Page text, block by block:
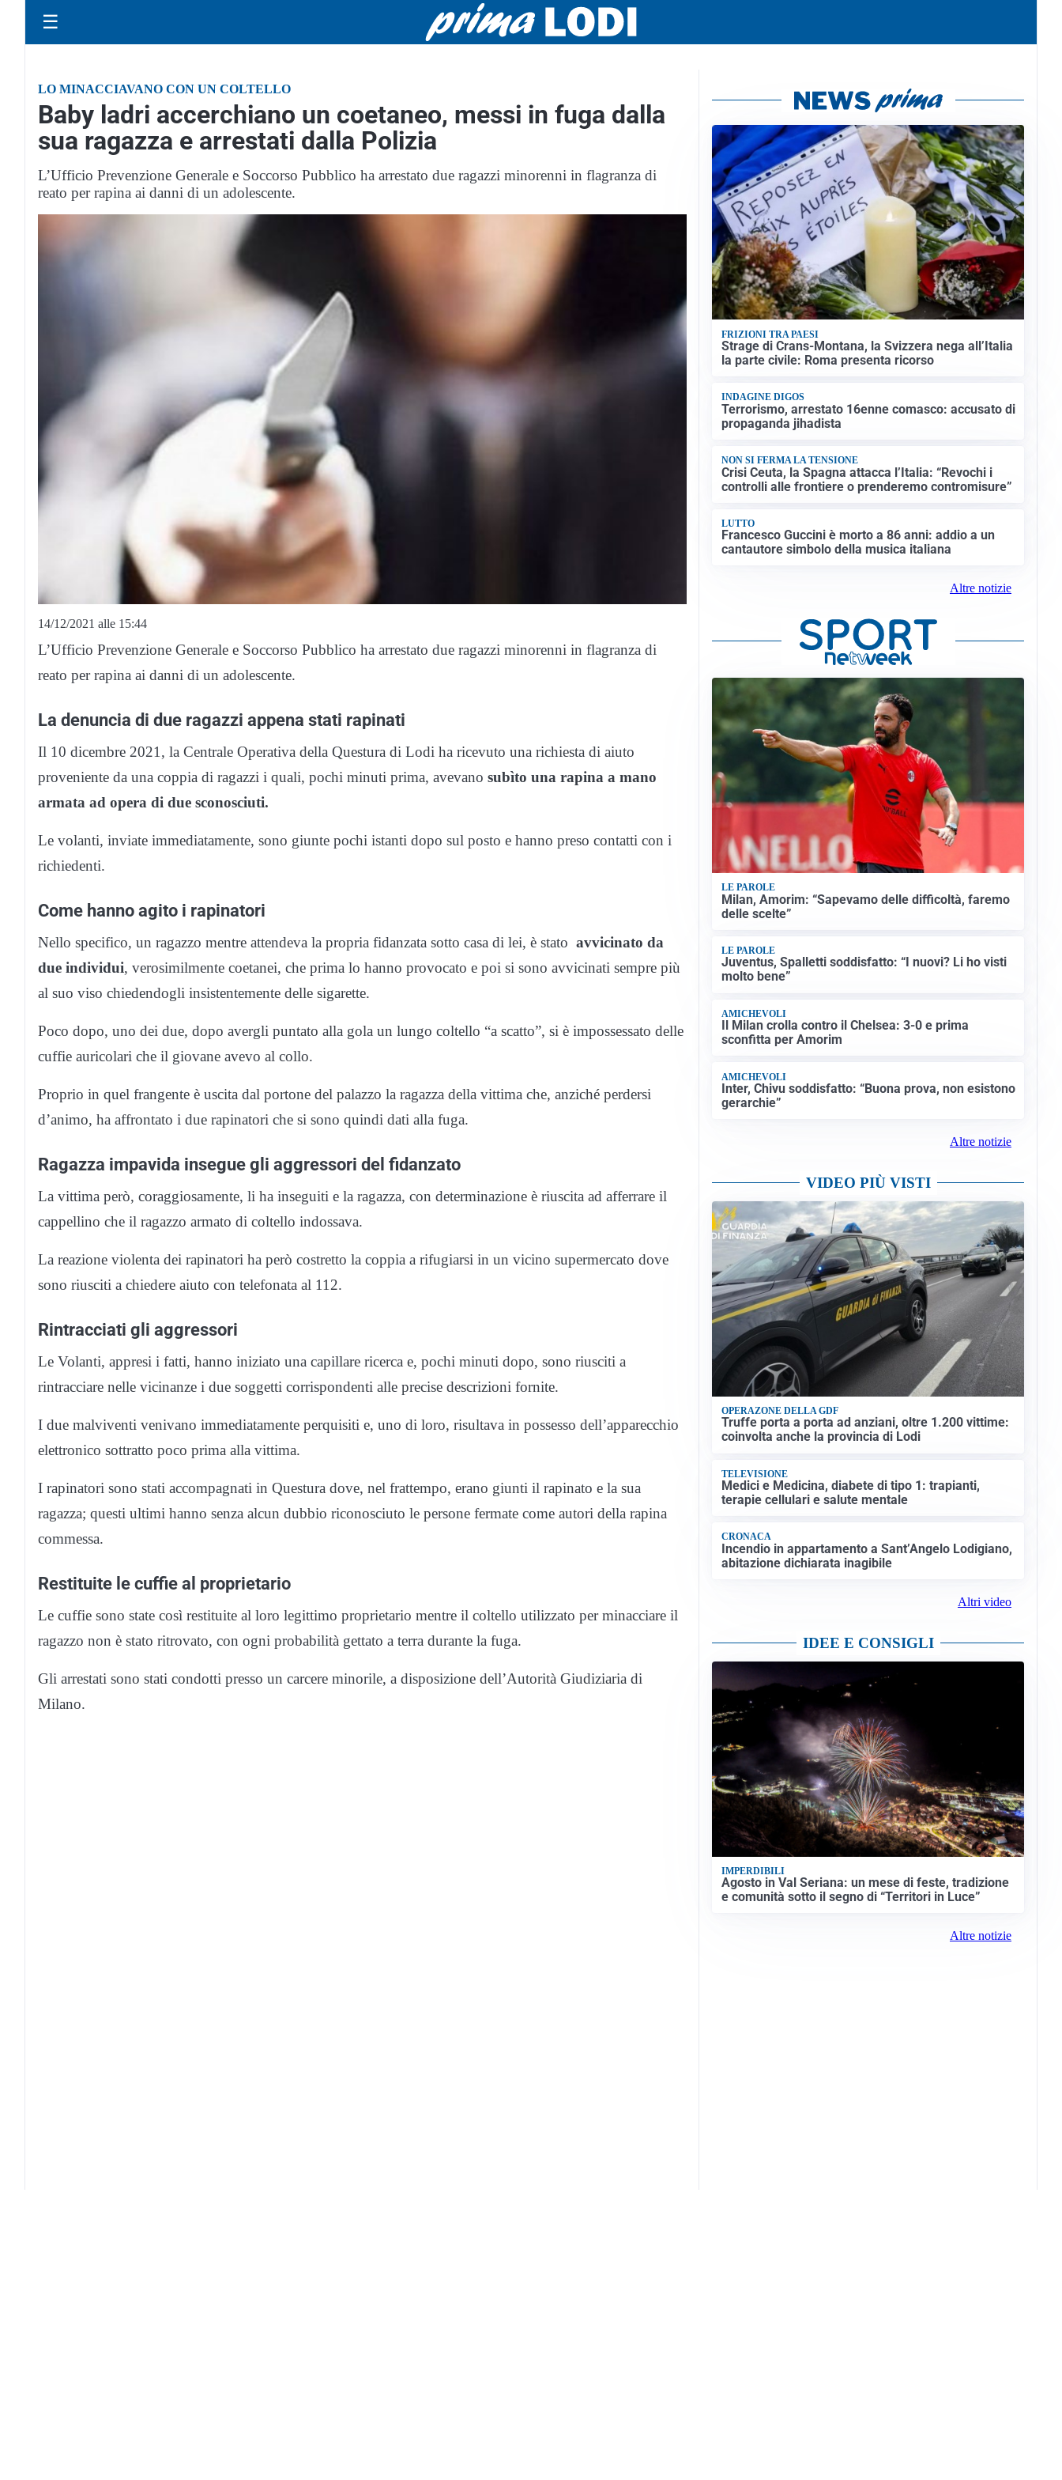
☰
LO MINACCIAVANO CON UN COLTELLO
Baby ladri accerchiano un coetaneo, messi in fuga dalla
sua ragazza e arrestati dalla Polizia
L’Ufficio Prevenzione Generale e Soccorso Pubblico ha arrestato due ragazzi minorenni in flagranza di
reato per rapina ai danni di un adolescente.
14/12/2021 alle 15:44
L’Ufficio Prevenzione Generale e Soccorso Pubblico ha arrestato due ragazzi minorenni in flagranza di
reato per rapina ai danni di un adolescente.
La denuncia di due ragazzi appena stati rapinati
Il 10 dicembre 2021, la Centrale Operativa della Questura di Lodi ha ricevuto una richiesta di aiuto
proveniente da una coppia di ragazzi i quali, pochi minuti prima, avevano subìto una rapina a mano
armata ad opera di due sconosciuti.
Le volanti, inviate immediatamente, sono giunte pochi istanti dopo sul posto e hanno preso contatti con i
richiedenti.
Come hanno agito i rapinatori
Nello specifico, un ragazzo mentre attendeva la propria fidanzata sotto casa di lei, è stato avvicinato da
due individui, verosimilmente coetanei, che prima lo hanno provocato e poi si sono avvicinati sempre più
al suo viso chiedendogli insistentemente delle sigarette.
Poco dopo, uno dei due, dopo avergli puntato alla gola un lungo coltello “a scatto”, si è impossessato delle
cuffie auricolari che il giovane avevo al collo.
Proprio in quel frangente è uscita dal portone del palazzo la ragazza della vittima che, anziché perdersi
d’animo, ha affrontato i due rapinatori che si sono quindi dati alla fuga.
Ragazza impavida insegue gli aggressori del fidanzato
La vittima però, coraggiosamente, li ha inseguiti e la ragazza, con determinazione è riuscita ad afferrare il
cappellino che il ragazzo armato di coltello indossava.
La reazione violenta dei rapinatori ha però costretto la coppia a rifugiarsi in un vicino supermercato dove
sono riusciti a chiedere aiuto con telefonata al 112.
Rintracciati gli aggressori
Le Volanti, appresi i fatti, hanno iniziato una capillare ricerca e, pochi minuti dopo, sono riusciti a
rintracciare nelle vicinanze i due soggetti corrispondenti alle precise descrizioni fornite.
I due malviventi venivano immediatamente perquisiti e, uno di loro, risultava in possesso dell’apparecchio
elettronico sottratto poco prima alla vittima.
I rapinatori sono stati accompagnati in Questura dove, nel frattempo, erano giunti il rapinato e la sua
ragazza; questi ultimi hanno senza alcun dubbio riconosciuto le persone fermate come autori della rapina
commessa.
Restituite le cuffie al proprietario
Le cuffie sono state così restituite al loro legittimo proprietario mentre il coltello utilizzato per minacciare il
ragazzo non è stato ritrovato, con ogni probabilità gettato a terra durante la fuga.
Gli arrestati sono stati condotti presso un carcere minorile, a disposizione dell’Autorità Giudiziaria di
Milano.
FRIZIONI TRA PAESI
Strage di Crans-Montana, la Svizzera nega all’Italia
la parte civile: Roma presenta ricorso
INDAGINE DIGOS
Terrorismo, arrestato 16enne comasco: accusato di
propaganda jihadista
NON SI FERMA LA TENSIONE
Crisi Ceuta, la Spagna attacca l’Italia: “Revochi i
controlli alle frontiere o prenderemo contromisure”
LUTTO
Francesco Guccini è morto a 86 anni: addio a un
cantautore simbolo della musica italiana
Altre notizie
LE PAROLE
Milan, Amorim: “Sapevamo delle difficoltà, faremo
delle scelte”
LE PAROLE
Juventus, Spalletti soddisfatto: “I nuovi? Li ho visti
molto bene”
AMICHEVOLI
Il Milan crolla contro il Chelsea: 3-0 e prima
sconfitta per Amorim
AMICHEVOLI
Inter, Chivu soddisfatto: “Buona prova, non esistono
gerarchie”
Altre notizie
VIDEO PIÙ VISTI
OPERAZONE DELLA GDF
Truffe porta a porta ad anziani, oltre 1.200 vittime:
coinvolta anche la provincia di Lodi
TELEVISIONE
Medici e Medicina, diabete di tipo 1: trapianti,
terapie cellulari e salute mentale
CRONACA
Incendio in appartamento a Sant’Angelo Lodigiano,
abitazione dichiarata inagibile
Altri video
IDEE E CONSIGLI
IMPERDIBILI
Agosto in Val Seriana: un mese di feste, tradizione
e comunità sotto il segno di “Territori in Luce”
Altre notizie